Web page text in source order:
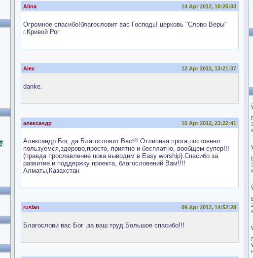
Alina 14 Apr 2012, 10:25:03
Огромное спасибо!благословит вас Господь! церковь "Слово Веры"
г.Кривой Рог
Alex 12 Apr 2012, 13:21:37
danke.
александр 10 Apr 2012, 23:22:41
Александр Бог, да Благословит Вас!!! Отличная прога,постоянно
пользуемся,здорово,просто, приятно и бесплатно, вообщем супер!!!
(правда прославление пока выводим в Easy worship).Спасибо за
развитие и поддержку проекта, благословений Вам!!!!
Алматы,Казахстан
ruslan 09 Apr 2012, 14:52:28
Благослови вас Бог ,за ваш труд.Большое спасибо!!!